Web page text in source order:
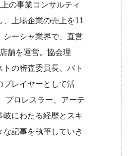
の事業コンサルティ
、上場企業の売上を11
シーシャ業界で、直営
舗を運営。協会理
トの審査委員長、バト
プレイヤーとして活
プロレスラー、アーテ
岐にわたる経歴とスキ
な記事を執筆していき